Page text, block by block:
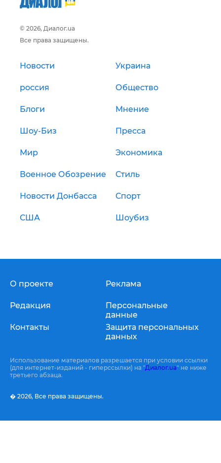
© 2026, Диалог.ua
Все права защищены.
Новости Украина
россия Общество
Блоги Мнение
Шоу-Биз Пресса
Мир Экономика
Военное Обозрение Стиль
Новости Донбасса Спорт
США Шоубиз
О проекте
Редакция
Контакты
Реклама
Персональные
данные
Защита персональных
данных
Использование материалов разрешается при условии ссылки
(для интернет-изданий - гиперссылки) на "Диалог.ua" не ниже
третьего абзаца.
� 2026, Все права защищены.